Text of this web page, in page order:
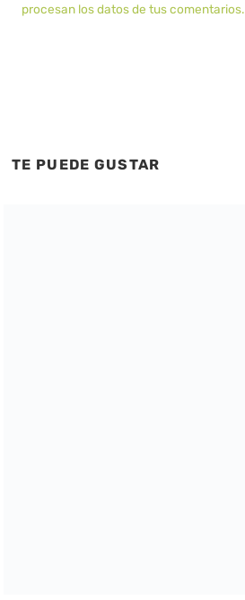
procesan los datos de tus comentarios.
TE PUEDE GUSTAR